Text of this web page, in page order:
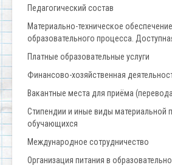
Педагогический состав
Материально-техническое
образовательного процесса.
Платные образовательные услуги
Финансово-хозяйственная
Вакантные места для приёма
Стипендии и иные виды материальной
обучающихся
Международное сотрудничество
Организация питания в